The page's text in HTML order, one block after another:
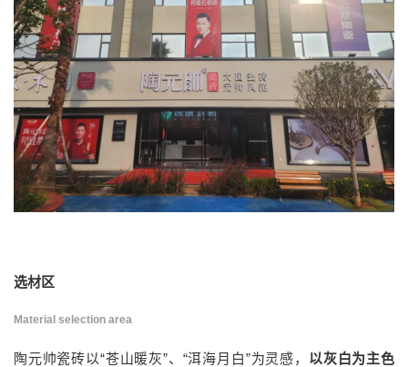
选材区
Material selection area
陶元帅瓷砖以“苍山暖灰”、“洱海月白”为灵感， 以灰白为主色